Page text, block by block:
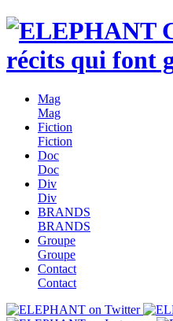
récits qui font
Mag
Mag
Fiction
Fiction
Doc
Doc
Div
Div
BRANDS
BRANDS
Groupe
Groupe
Contact
Contact